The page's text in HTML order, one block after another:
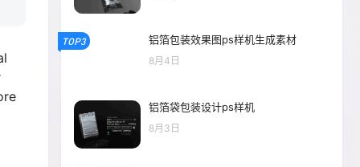
TOP3 铝箔包装效果图ps样机生成素材
8月4日
铝箔袋包装设计ps样机
8月3日